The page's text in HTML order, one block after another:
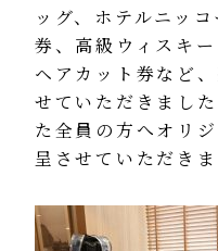
ッグ、ホテルニッ
券、高級ウィスキ
ヘアカット券など
せていただきまし
た全員の方へオリ
呈させていただき